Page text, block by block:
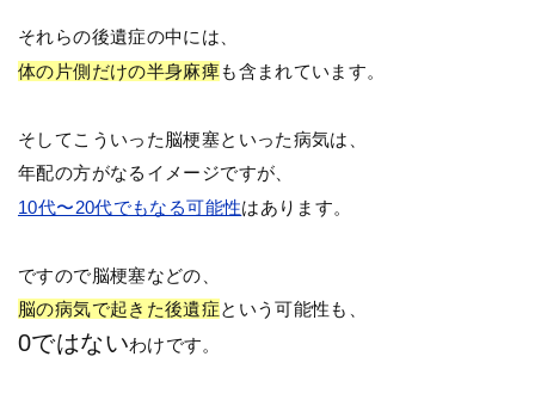
それらの後遺症の中には、
体の片側だけの半身麻痺も含まれています。
そしてこういった脳梗塞といった病気は、
年配の方がなるイメージですが、
10代〜20代でもなる可能性はあります。
ですので脳梗塞などの、
脳の病気で起きた後遺症という可能性も、
0ではないわけです。